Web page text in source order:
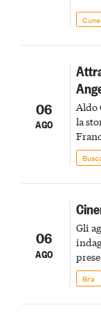
06
AGO
Aldo
la
agli
06
AGO
Gli
Bra